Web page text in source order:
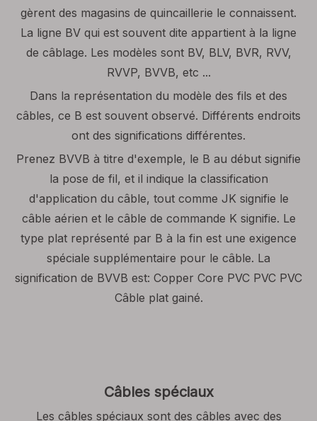
gèrent des magasins de quincaillerie le connaissent.
La ligne BV qui est souvent dite appartient à la ligne
de câblage. Les modèles sont BV, BLV, BVR, RVV,
RVVP, BVVB, etc ...
Dans la représentation du modèle des fils et des
câbles, ce B est souvent observé. Différents endroits
ont des significations différentes.
Prenez BVVB à titre d'exemple, le B au début signifie
la pose de fil, et il indique la classification
d'application du câble, tout comme JK signifie le
câble aérien et le câble de commande K signifie. Le
type plat représenté par B à la fin est une exigence
spéciale supplémentaire pour le câble. La
signification de BVVB est: Copper Core PVC PVC PVC
Câble plat gainé.
Câbles spéciaux
Les câbles spéciaux sont des câbles avec des